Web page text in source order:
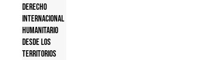
derecho
internacional
humanitario
desde los
territorios